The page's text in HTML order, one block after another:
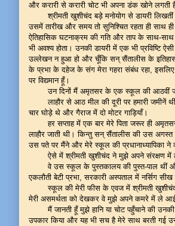
और करारी से करारी चोट भी अपना डंक खोने लगती
श्रीमती खुशीचंद बड़े मनोयोग से डायरी
उसमें तारीख और समय तो सुनिश्चित रहता ही साथ
ऐतिहासिक घटनाक्रम की गति और ताप के साथ-साथ
भी अवश्य होता। उनकी डायरी में एक भी प्रविष्टि
उल्लेखन न हुआ हो और चूँकि सन् सैंतालीस के
के प्रभा के दहेज के संग मेरा गहरा संबंध रहा,
पर विद्यमान हूँ।
उन दिनों मैं अमृतसर के एक स्कूल की आठवीं
लाहौर से आठ मील की दूरी पर हमारी
चार घोड़े थे और गैराज में दो मोटर गाड़ियाँ।
हर सप्ताह में एक बार मेरे पिता जरूर ही
लाहौर जाती थी। किन्तु सन् सैंतालीस की उस
उस पते पर मैंने और मेरे स्कूल की प्रधानाध्यापिका
ऐसे में श्रीमती खुशीचंद ने मुझे अपने संरक्षण में
वे उस स्कूल के पुस्तकालय की पुस्त-पाल थीं
एकलौती बेटी प्रभा, सरकारी अस्पताल में नर्सिग
स्कूल की मेरी फीस के एवज में श्रीमती
मेरी असमर्थता को देखकर वे मुझे अपने कमरे में ले
मैं जानती हूँ मुझे हानि या चोट पहुँचाने की
उपकार किया और यह भी सच है मेरे साथ बरती गई